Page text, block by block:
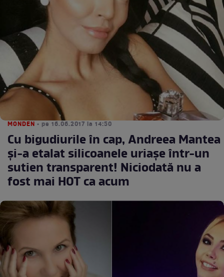
MONDEN • pe 16.06.2017 la 14:50
Cu bigudiurile în cap, Andreea Mantea
şi-a etalat silicoanele uriaşe într-un
sutien transparent! Niciodată nu a
fost mai HOT ca acum